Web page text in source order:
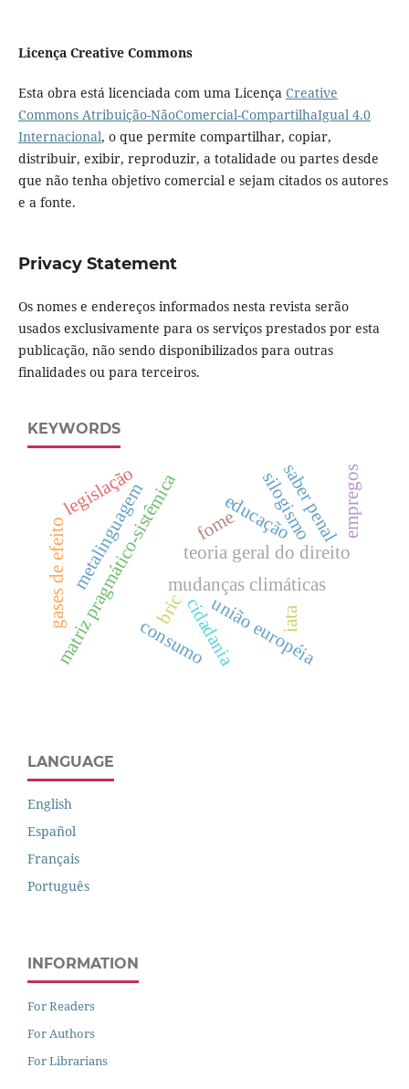
Licença Creative Commons
Esta obra está licenciada com uma Licença Creative
Commons Atribuição-NãoComercial-CompartilhaIgual 4.0
Internacional, o que permite compartilhar, copiar,
distribuir, exibir, reproduzir, a totalidade ou partes desde
que não tenha objetivo comercial e sejam citados os autores
e a fonte.
Privacy Statement
Os nomes e endereços informados nesta revista serão
usados exclusivamente para os serviços prestados por esta
publicação, não sendo disponibilizados para outras
finalidades ou para terceiros.
KEYWORDS
matriz pragmático-sistêmicateoria geral do direito
silogismo
metalinguagem mudanças climáticas
união européia
gases de efeito iata
saber penal
educação
cidadania
consumo
legislação empregos
bric
fome
LANGUAGE
English
Español
Français
Português
INFORMATION
For Readers
For Authors
For Librarians